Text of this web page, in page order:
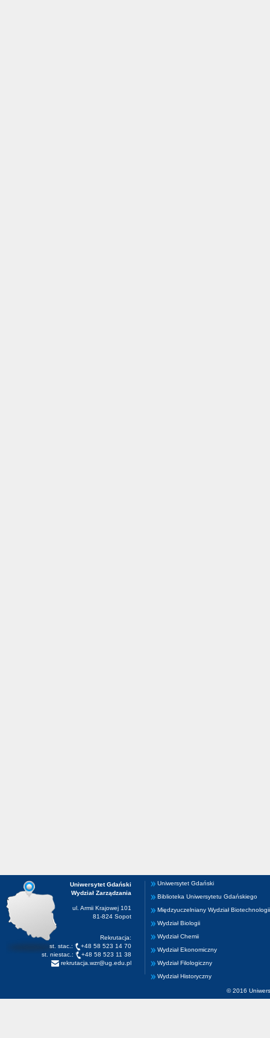
Uniwersytet Gdański
Wydział Zarządzania
ul. Armii Krajowej 101
81-824 Sopot
Rekrutacja:
st. stac.:
+48 58 523 14 70
st. niestac.:
+48 58 523 11 38
rekrutacja.wzr@ug.edu.pl
Uniwersytet Gdański
Biblioteka Uniwersytetu Gdańskiego
Międzyuczelniany Wydział Biotechnologii
Wydział Biologii
Wydział Chemii
Wydział Ekonomiczny
Wydział Filologiczny
Wydział Historyczny
© 2016